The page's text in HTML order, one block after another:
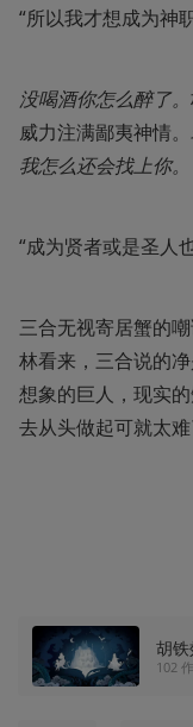
“所以我才想成为神
没喝酒你怎么醉了。
威力注满鄙夷神情。
我怎么还会找上你。
“成为贤者或是圣人
三合无视寄居蟹的
林看来，三合说的
想象的巨人，现实
去从头做起可就太难
胡铁
102